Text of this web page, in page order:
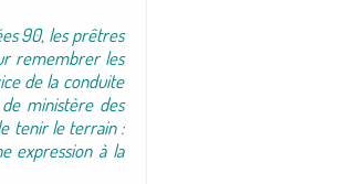
90, les prêtres
remembrer les
de la conduite
ministère des
tenir le terrain :
expression à la